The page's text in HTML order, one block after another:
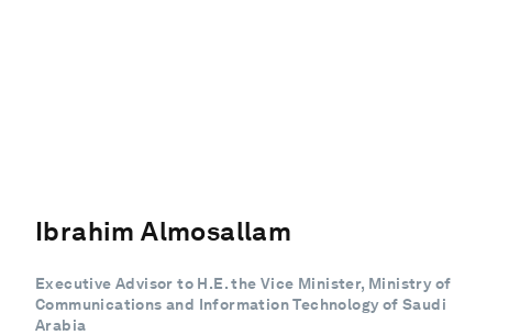
Ibrahim Almosallam
Executive Advisor to H.E. the Vice Minister, Ministry of
Communications and Information Technology of Saudi
Arabia